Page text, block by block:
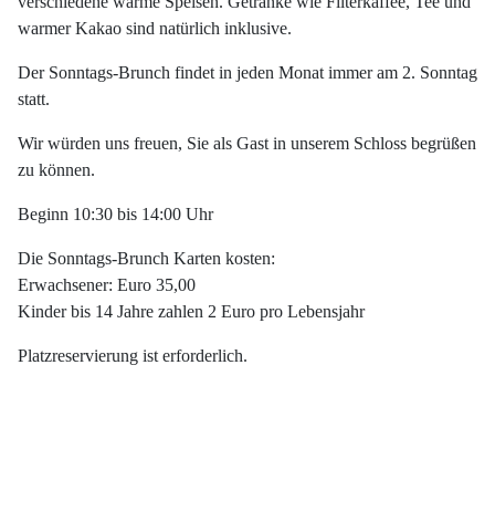
warmer Kakao sind natürlich inklusive.
Der Sonntags-Brunch findet in jeden Monat immer am 2. Sonntag
statt.
Wir würden uns freuen, Sie als Gast in unserem Schloss begrüßen
zu können.
Beginn 10:30 bis 14:00 Uhr
Die Sonntags-Brunch Karten kosten:
Erwachsener: Euro 35,00
Kinder bis 14 Jahre zahlen 2 Euro pro Lebensjahr
Platzreservierung ist erforderlich.